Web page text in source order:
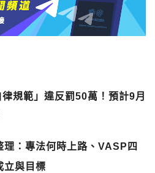
規範」違反罰50萬！預計9月
理：專法何時上路、VASP四
立與目標